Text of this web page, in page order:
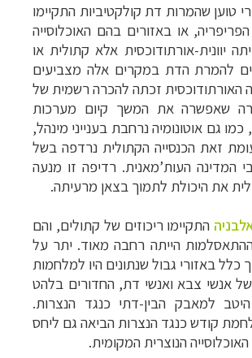
טוען שהמרות דת קולקטיביות התקיימו
או באזורים בהם האוכלוסייה
יוונית-אורתודוכסית אלא קתולית או
להמרת הדת במקרים אלה מצביעים
האורתודוכסית זכתה להכרה רשמית של
שאפשרה את המשך קיום מערכות
גם אוטונומיה נרחבת בענייני מינהל,
זאת הכנסייה הקתולית נרדפה בשל
המדינה העות’מאנית. רדיפה זו מנעה
את היכולת לתמוך בצאן מרעיתה.
התקיימו ריכוזים של קתולים, והם
הייתה רחבה מאוד. יתר על
כלל באזורי גבול שנתונים היו למלחמות
של אנשי צבא ואנשי דת, החדורים בלהט
למאבק הבין-דתי כנגד הנצרות.
קודש כנגד הנצרות הביאה גם ליחס
הנוצרית המקומית.